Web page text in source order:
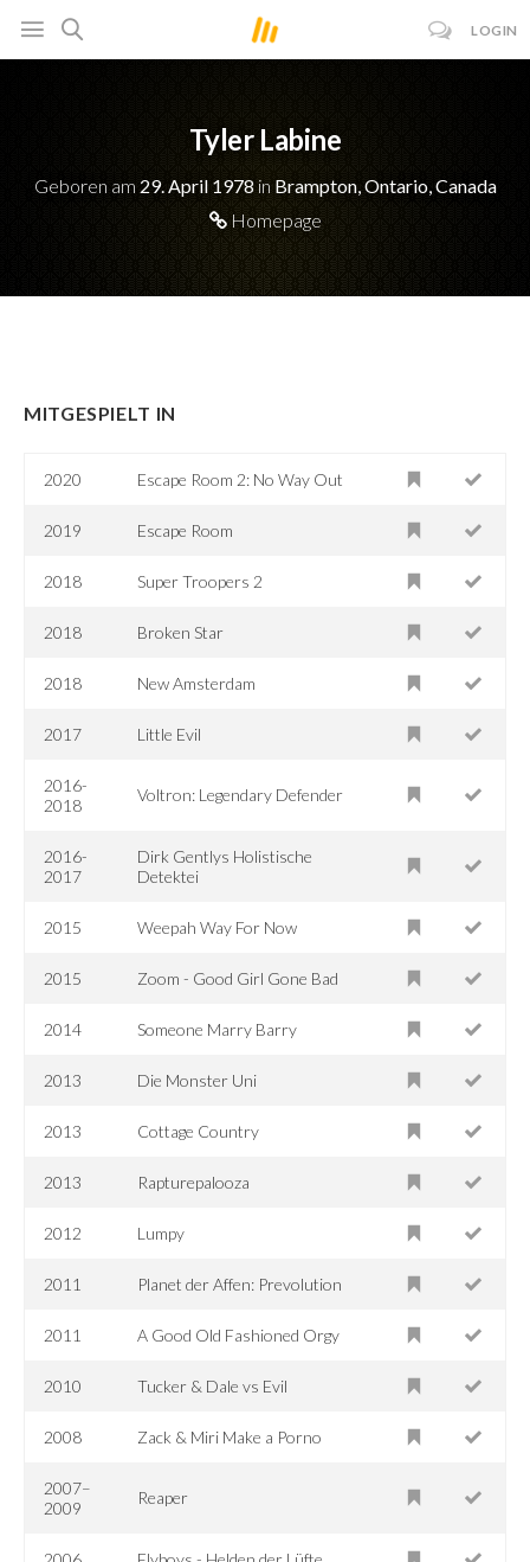
LOGIN
Tyler Labine
Geboren am 29. April 1978in Brampton, Ontario, Canada
Homepage
MITGESPIELT IN
2020 Escape Room 2: No Way Out
2019 Escape Room
2018 Super Troopers 2
2018 Broken Star
2018 New Amsterdam
2017 Little Evil
2016-
2018
Voltron: Legendary Defender
2016-
2017
Dirk Gentlys Holistische
Detektei
2015 Weepah Way For Now
2015 Zoom - Good Girl Gone Bad
2014 Someone Marry Barry
2013 Die Monster Uni
2013 Cottage Country
2013 Rapturepalooza
2012 Lumpy
2011 Planet der Affen: Prevolution
2011 A Good Old Fashioned Orgy
2010 Tucker & Dale vs Evil
2008 Zack & Miri Make a Porno
2007–
2009
Reaper